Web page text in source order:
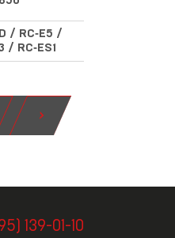
/ RC‑E5 /
/ RC‑ES1
139-01-10